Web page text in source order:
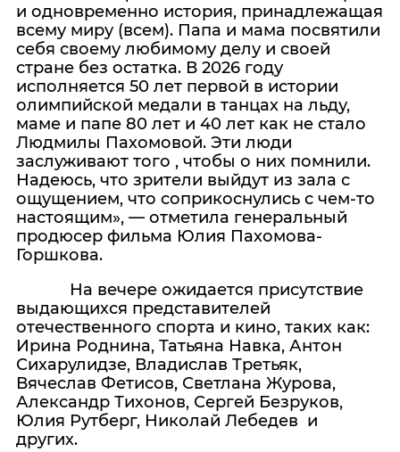
и одновременно история, принадлежащая
всему миру (всем). Папа и мама посвятили
себя своему любимому делу и своей
стране без остатка. В 2026 году
исполняется 50 лет первой в истории
олимпийской медали в танцах на льду,
маме и папе 80 лет и 40 лет как не стало
Людмилы Пахомовой. Эти люди
заслуживают того , чтобы о них помнили.
Надеюсь, что зрители выйдут из зала с
ощущением, что соприкоснулись с чем-то
настоящим», — отметила генеральный
продюсер фильма Юлия Пахомова-
Горшкова.
На вечере ожидается присутствие
выдающихся представителей
отечественного спорта и кино, таких как:
Ирина Роднина, Татьяна Навка, Антон
Сихарулидзе, Владислав Третьяк,
Вячеслав Фетисов, Светлана Журова,
Александр Тихонов, Сергей Безруков,
Юлия Рутберг, Николай Лебедев и
других.